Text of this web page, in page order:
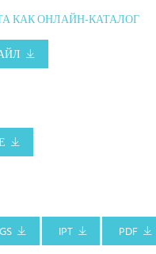
КАК ОНЛАЙН-КАТАЛОГ
IPT PDF